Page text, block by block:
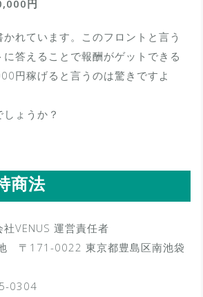
円
れています。このフロントと言う
答えることで報酬がゲットできる
円稼げると言うのは驚きですよ
ょうか？
商法
VENUS 運営責任者
〒171-0022 東京都豊島区南池袋
0304